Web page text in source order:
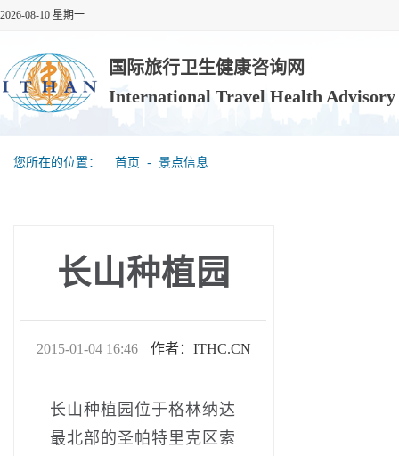
2026-08-10 星期一
国际旅行卫生健康咨询网
International Travel Health
您所在的位置： 首页 ‐ 景点信息
长山种植园
2015-01-04 16:46 作者：ITHC.CN
长山种植园位于格林纳达
最北部的圣帕特里克区索